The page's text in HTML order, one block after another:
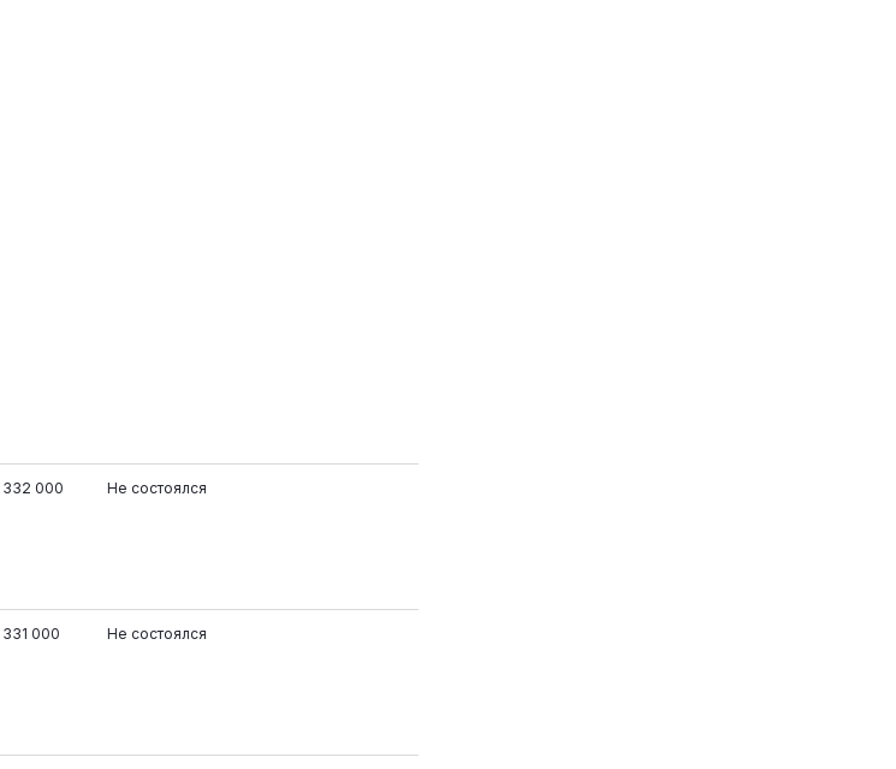
332 000 Не состоялся
331 000 Не состоялся